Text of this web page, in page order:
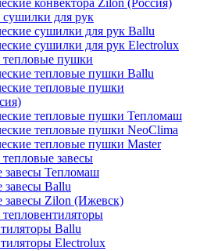
сушилки для рук
сушилки для рук Ballu
сушилки для рук Electrolux
тепловые пушки
тепловые пушки Ballu
тепловые пушки
тепловые пушки Тепломаш
тепловые пушки NeoClima
тепловые пушки Master
завесы
завесы Тепломаш
завесы Ballu
завесы Zilon (Ижевск)
Ballu
Electrolux